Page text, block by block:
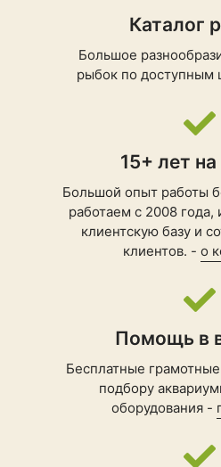
Каталог
Большое
рыбок по доступным
15+ лет
Большой опыт работы
работаем с 2008
клиентскую базу и
клиентов. - о
Помощь в
Бесплатные
подбору
оборудования -